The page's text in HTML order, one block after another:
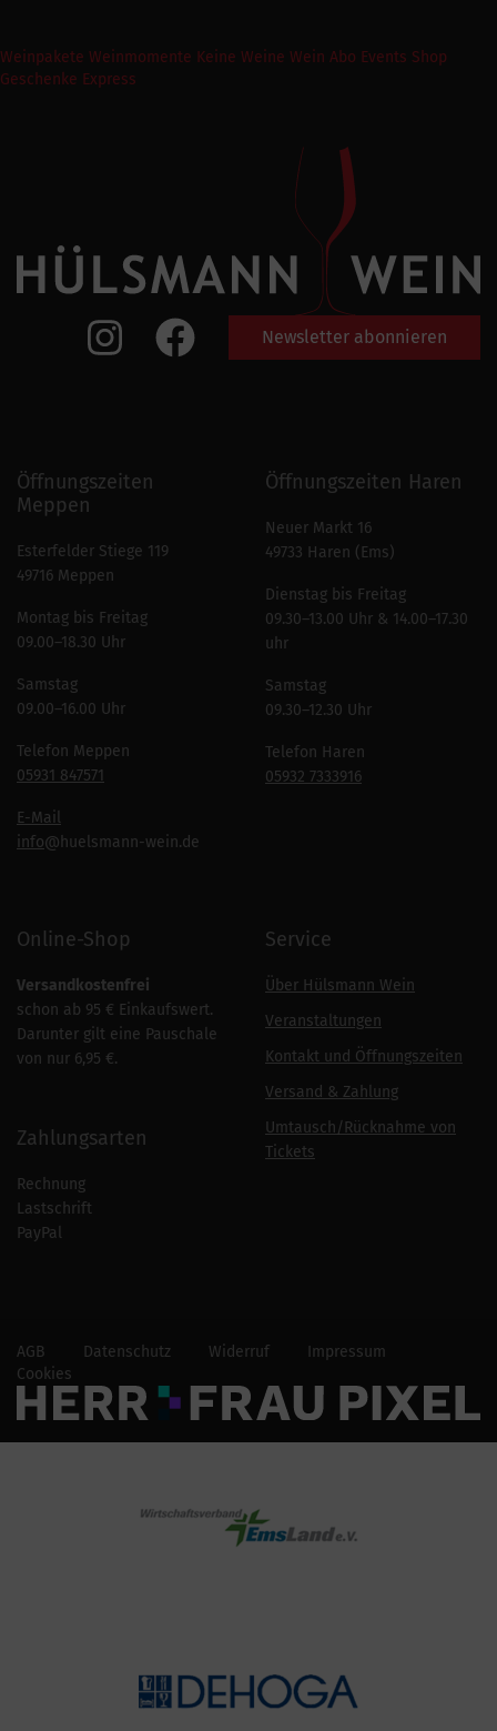
Weinpakete Weinmomente Keine Weine Wein Abo Events Shop
Geschenke Express
Newsletter abonnieren
Öffnungszeiten
Meppen
Esterfelder Stiege 119
49716 Meppen
Montag bis Freitag
09.00–18.30 Uhr
Samstag
09.00–16.00 Uhr
Telefon Meppen
05931 847571
E-Mail
info@huelsmann-wein.de
Öffnungszeiten Haren
Neuer Markt 16
49733 Haren (Ems)
Dienstag bis Freitag
09.30–13.00 Uhr & 14.00–17.30
uhr
Samstag
09.30–12.30 Uhr
Telefon Haren
05932 7333916
Online-Shop
Versandkostenfrei
schon ab 95 € Einkaufswert.
Darunter gilt eine Pauschale
von nur 6,95 €.
Zahlungsarten
Rechnung
Lastschrift
PayPal
Service
Über Hülsmann Wein
Veranstaltungen
Kontakt und Öffnungszeiten
Versand & Zahlung
Umtausch/Rücknahme von
Tickets
AGB Datenschutz Widerruf
Impressum
Cookies